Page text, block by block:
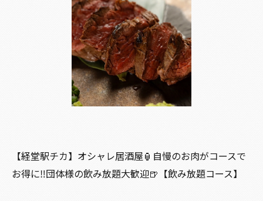
【経堂駅チカ】オシャレ居酒屋🏮自慢のお肉がコースで
お得に‼️団体様の飲み放題大歓迎🍺【飲み放題コース】